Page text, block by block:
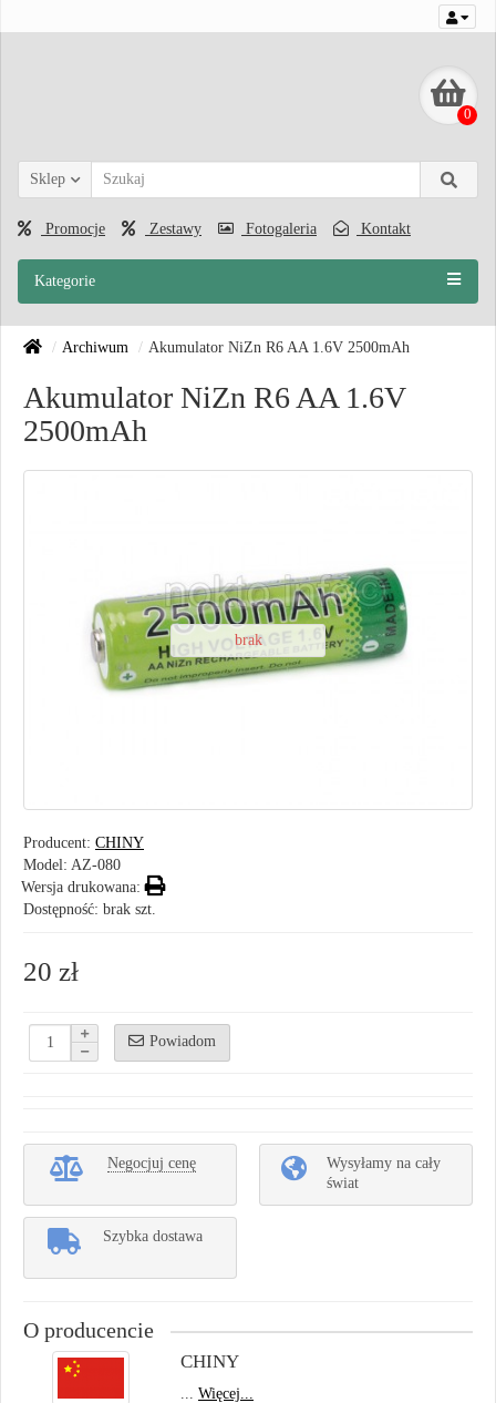
0
Sklep
Promocje Zestawy Fotogaleria Kontakt
Kategorie
Archiwum Akumulator NiZn R6 AA 1.6V 2500mAh
Akumulator NiZn R6 AA 1.6V
2500mAh
brak
Producent: CHINY
Model: AZ-080
Wersja drukowana:
Dostępność: brak szt.
20 zł
Powiadom
Negocjuj cenę
Wysyłamy na cały
świat
Szybka dostawa
O producencie
CHINY
... Więcej...